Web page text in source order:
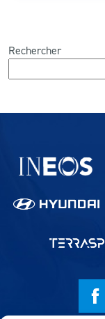
Rechercher
Partenaires du